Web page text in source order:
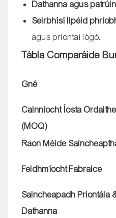
Dathanna agus
Seirbhísí lipéid
agus priontaí lógó.
Tábla Comparáide
Gné
Cainníocht Íosta Ordaithe
(MOQ)
Raon Méide
Feidhmíocht Fabraice
Saincheapadh Priontála
Dathanna